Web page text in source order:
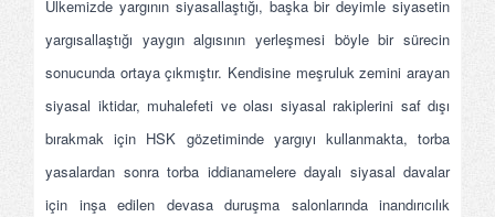
Ülkemizde yargının siyasallaştığı, başka bir deyimle siyasetin
yargısallaştığı yaygın algısının yerleşmesi böyle bir sürecin
sonucunda ortaya çıkmıştır. Kendisine meşruluk zemini arayan
siyasal iktidar, muhalefeti ve olası siyasal rakiplerini saf dışı
bırakmak için HSK gözetiminde yargıyı kullanmakta, torba
yasalardan sonra torba iddianamelere dayalı siyasal davalar
için inşa edilen devasa duruşma salonlarında inandırıcılık